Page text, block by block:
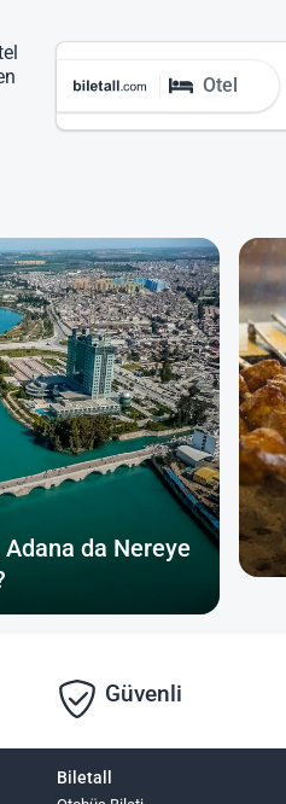
Otel
da Nereye
Güvenli
Biletall